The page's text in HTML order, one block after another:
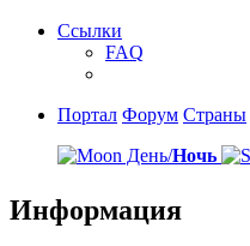
Ссылки
FAQ
Портал Форум Страны
День/Ночь
Информация